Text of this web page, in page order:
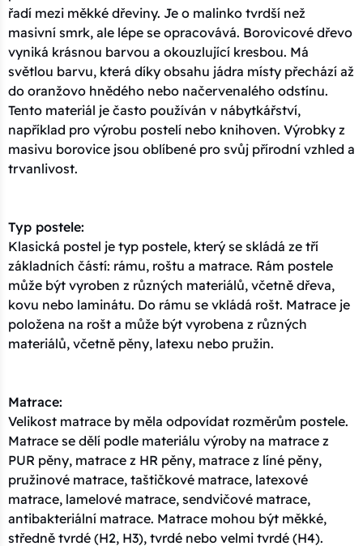
řadí mezi měkké dřeviny. Je o malinko tvrdší než
masivní smrk, ale lépe se opracovává. Borovicové dřevo
vyniká krásnou barvou a okouzlující kresbou. Má
světlou barvu, která díky obsahu jádra místy přechází až
do oranžovo hnědého nebo načervenalého odstínu.
Tento materiál je často používán v nábytkářství,
například pro výrobu postelí nebo knihoven. Výrobky z
masivu borovice jsou oblíbené pro svůj přírodní vzhled a
trvanlivost.
Typ postele:
Klasická postel je typ postele, který se skládá ze tří
základních částí: rámu, roštu a matrace. Rám postele
může být vyroben z různých materiálů, včetně dřeva,
kovu nebo laminátu. Do rámu se vkládá rošt. Matrace je
položena na rošt a může být vyrobena z různých
materiálů, včetně pěny, latexu nebo pružin.
Matrace:
Velikost matrace by měla odpovídat rozměrům postele.
Matrace se dělí podle materiálu výroby na matrace z
PUR pěny, matrace z HR pěny, matrace z líné pěny,
pružinové matrace, taštičkové matrace, latexové
matrace, lamelové matrace, sendvičové matrace,
antibakteriální matrace. Matrace mohou být měkké,
středně tvrdé (H2, H3), tvrdé nebo velmi tvrdé (H4).